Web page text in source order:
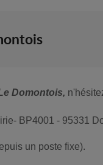
Domontois,
BP4001 - 95331
un poste fixe).